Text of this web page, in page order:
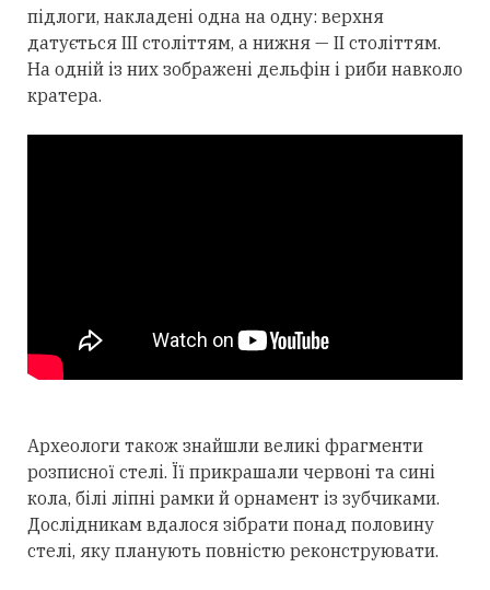
підлоги, накладені одна на одну: верхня
датується III століттям, а нижня — II століттям.
На одній із них зображені дельфін і риби навколо
кратера.
Археологи також знайшли великі фрагменти
розписної стелі. Її прикрашали червоні та сині
кола, білі ліпні рамки й орнамент із зубчиками.
Дослідникам вдалося зібрати понад половину
стелі, яку планують повністю реконструювати.